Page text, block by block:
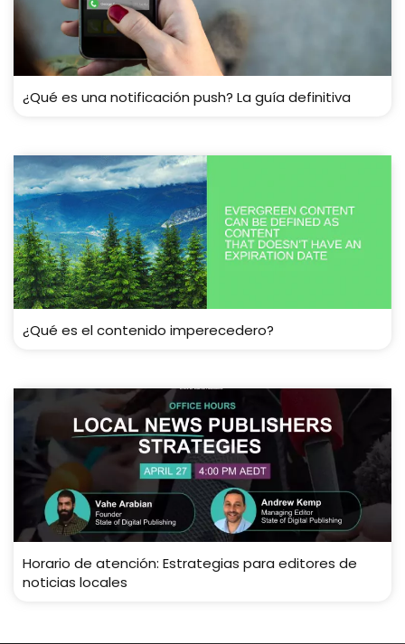
¿Qué es una notificación push? La guía definitiva
¿Qué es el contenido imperecedero?
Horario de atención: Estrategias para editores de
noticias locales